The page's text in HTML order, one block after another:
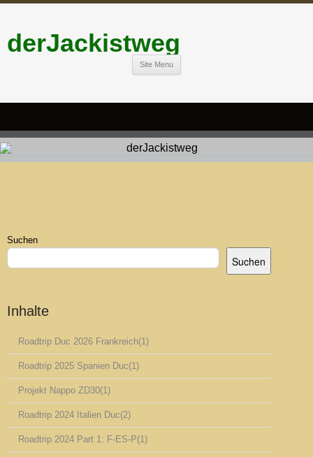
derJackistweg
Site Menu
Suchen
Suchen
Inhalte
Roadtrip Duc 2026 Frankreich(1)
Roadtrip 2025 Spanien Duc(1)
Projekt Nappo ZD30(1)
Roadtrip 2024 Italien Duc(2)
Roadtrip 2024 Part 1: F-ES-P(1)